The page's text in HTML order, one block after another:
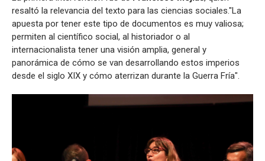
resaltó la relevancia del texto para las ciencias sociales."La
apuesta por tener este tipo de documentos es muy valiosa;
permiten al científico social, al historiador o al
internacionalista tener una visión amplia, general y
panorámica de cómo se van desarrollando estos imperios
desde el siglo XIX y cómo aterrizan durante la Guerra Fría".